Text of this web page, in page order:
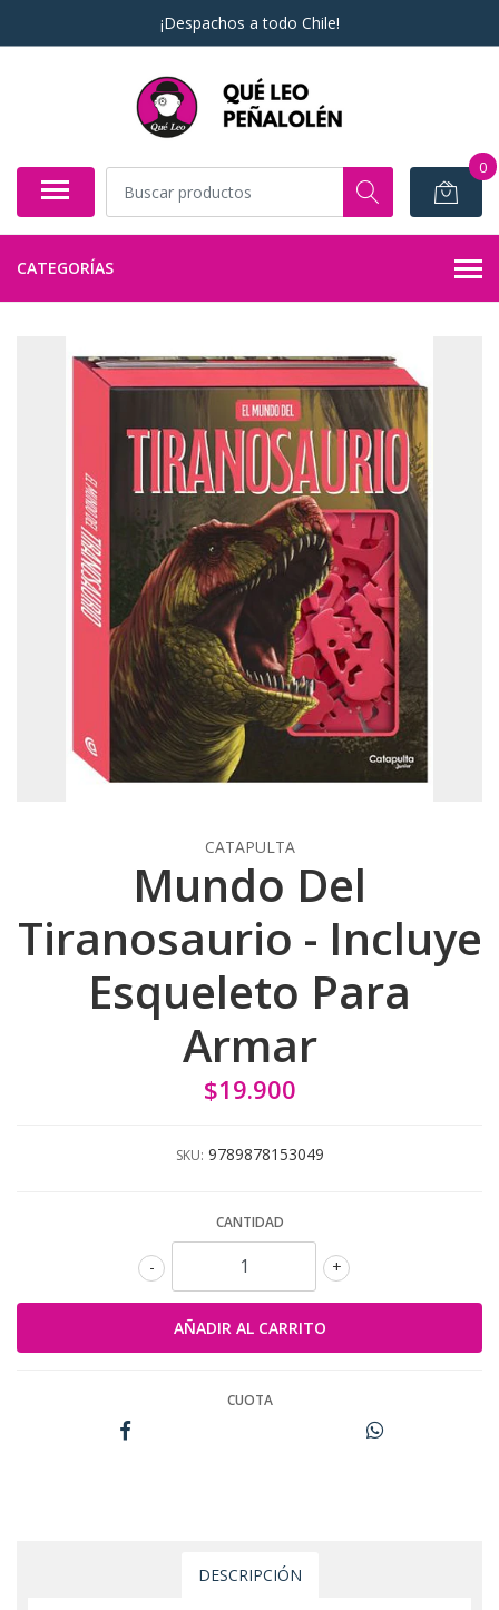
¡Despachos a todo Chile!
0
CATEGORÍAS
CATAPULTA
Mundo Del
Tiranosaurio - Incluye
Esqueleto Para
Armar
$19.900
SKU: 9789878153049
CANTIDAD
+
-
CUOTA
DESCRIPCIÓN